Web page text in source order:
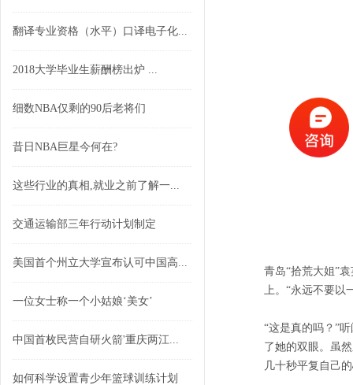
翻译专业资格（水平）口译电子化...
2018大学毕业生薪酬榜出炉 ...
细数NBA仅剩的90后老将们
昔日NBA巨星今何在?
这些行业的真相,就业之前了解一...
交通运输部三年行动计划制定
美国首个州立大学宣布认可中国高...
一位女士称一个小姑娘‘美女’
中国首枚民营自研火箭'重庆两江...
如何科学设置青少年篮球训练计划
青岛“拾荒大姐”
上。“永远不要以
“这是真的吗？”
了她的双眼。虽
几十秒平复自己